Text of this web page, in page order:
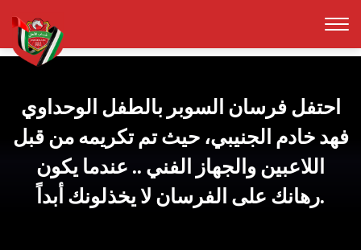
احتفل فرسان السوبر بالطفل الوحداوي
فهد خادم الجنيبي، حيث تم تكريمه من قبل
اللاعبين والجهاز الفني .. عندما يكون
رهانك على الفرسان لا يخذلونك أبداً.